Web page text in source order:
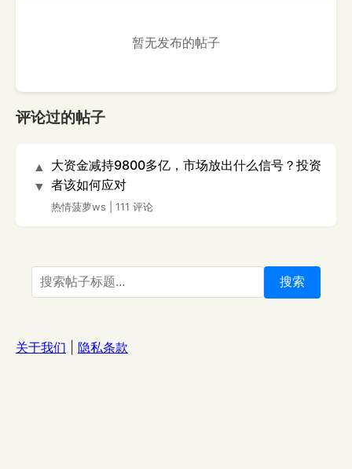
暂无发布的帖子
评论过的帖子
▲
▼
大资金减持9800多亿，市场放出什么信号？投资
者该如何应对
热情菠萝ws 111 评论
搜索
关于我们 隐私条款